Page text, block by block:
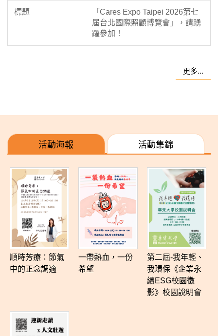
「Cares Expo Taipei 2026第七
屆台北國際照顧博覽會」，請踴
躍參加！
更多...
活動海報 活動集錦
順時芳療：節氣
中的正念調適
一帶熱血，一份
希望
第二屆-我年輕、
我環保《企業永
續ESG校園徵
影》校園說明會